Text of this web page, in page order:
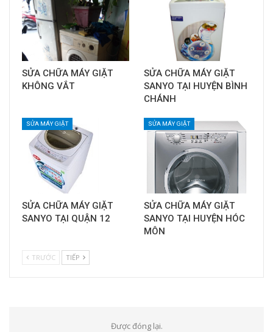
SỬA CHỮA MÁY GIẶT
KHÔNG VẮT
SỬA CHỮA MÁY GIẶT
SANYO TẠI HUYỆN BÌNH
CHÁNH
SỬA MÁY GIẶT
SỬA CHỮA MÁY GIẶT
SANYO TẠI QUẬN 12
SỬA MÁY GIẶT
SỬA CHỮA MÁY GIẶT
SANYO TẠI HUYỆN HÓC
MÔN
TRƯỚC TIẾP
Được đóng lại.